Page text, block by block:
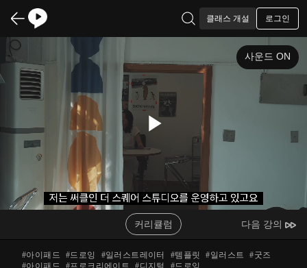
클래스 개설 로그인
Play
Video
사운드 ON
커리큘럼 다음 강의
#아이패드 #드로잉 #일러스트레이터 #템플릿 #일러스트 #굿즈
#아이패드 #프로크리에이트 #디지털 #드로잉